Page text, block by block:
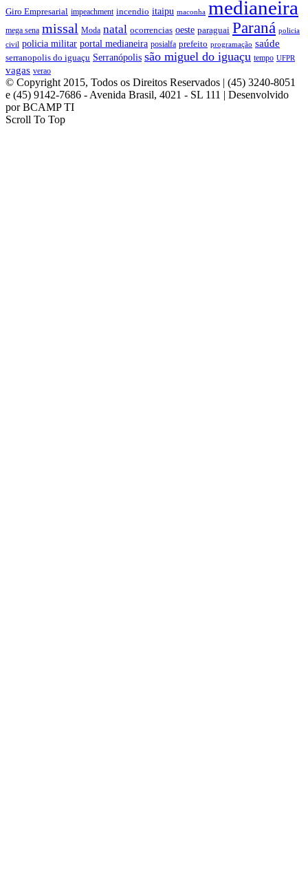
Giro Empresarial impeachment incendio itaipu maconha medianeira
mega sena missal Moda natal ocorrencias oeste paraguai Paraná policia
civil policia militar portal medianeira posialfa prefeito programação saúde
serranopolis do iguaçu Serranópolis são miguel do iguaçu tempo UFPR
vagas verao
© Copyright 2015, Todos os Direitos Reservados | (45) 3240-8051
e (45) 9142-7686 - Avenida Brasil, 4021 - SL 111 | Desenvolvido
por BCAMP TI
Scroll To Top